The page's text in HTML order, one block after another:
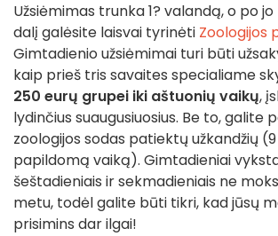
Užsiėmimas trunka 1? valandą, o po
dalį galėsite laisvai tyrinėti Zoologijos
Gimtadienio užsiėmimai turi būti
kaip prieš tris savaites specialiame
250 eurų grupei iki aštuonių vaikų,
lydinčius suaugusiuosius. Be to, galite
zoologijos sodas patiektų užkandžių (9
papildomą vaiką). Gimtadieniai
šeštadieniais ir sekmadieniais ne
metu, todėl galite būti tikri, kad jūsų
prisimins dar ilgai!